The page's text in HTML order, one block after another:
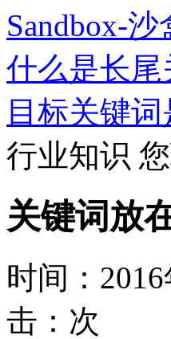
Sandbox-
什么是长尾
目标关键
行业知识
关键词放
时间：
击： 次